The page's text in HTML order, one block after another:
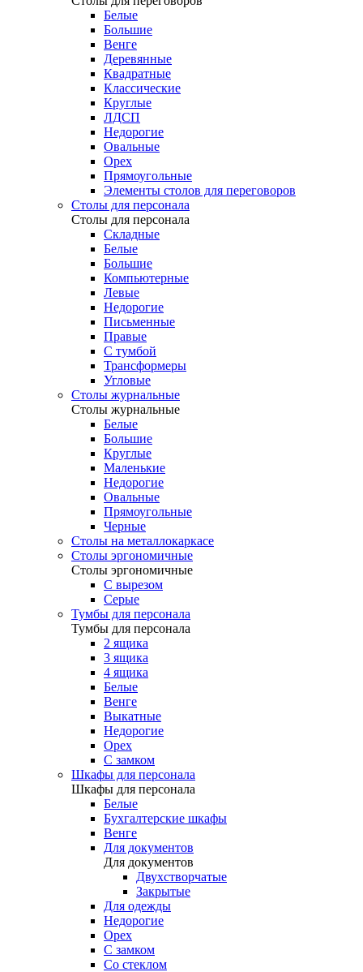
Белые
Большие
Венге
Деревянные
Квадратные
Классические
Круглые
ЛДСП
Недорогие
Овальные
Орех
Прямоугольные
Элементы столов для переговоров
Столы для персонала
Столы для персонала
Cкладные
Белые
Большие
Компьютерные
Левые
Недорогие
Письменные
Правые
С тумбой
Трансформеры
Угловые
Столы журнальные
Столы журнальные
Белые
Большие
Круглые
Маленькие
Недорогие
Овальные
Прямоугольные
Черные
Столы на металлокаркасе
Столы эргономичные
Столы эргономичные
С вырезом
Серые
Тумбы для персонала
Тумбы для персонала
2 ящика
3 ящика
4 ящика
Белые
Венге
Выкатные
Недорогие
Орех
С замком
Шкафы для персонала
Шкафы для персонала
Белые
Бухгалтерские шкафы
Венге
Для документов
Для документов
Двухстворчатые
Закрытые
Для одежды
Недорогие
Орех
С замком
Со стеклом